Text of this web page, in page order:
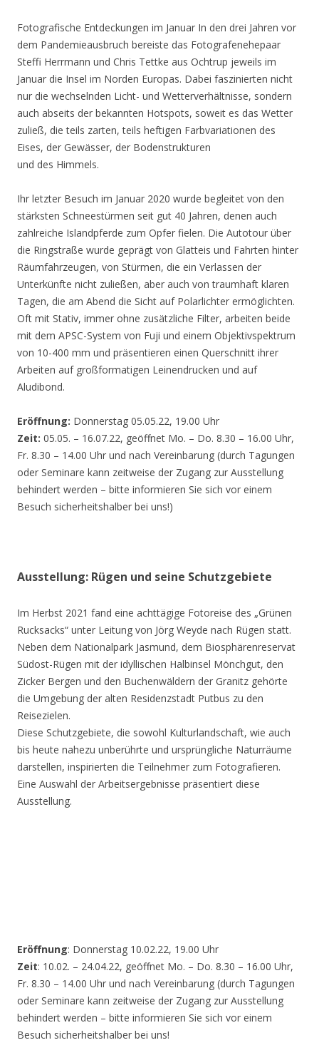
Fotografische Entdeckungen im Januar In den drei Jahren vor
dem Pandemieausbruch bereiste das Fotografenehepaar
Steffi Herrmann und Chris Tettke aus Ochtrup jeweils im
Januar die Insel im Norden Europas. Dabei faszinierten nicht
nur die wechselnden Licht- und Wetterverhältnisse, sondern
auch abseits der bekannten Hotspots, soweit es das Wetter
zuließ, die teils zarten, teils heftigen Farbvariationen des
Eises, der Gewässer, der Bodenstrukturen
und des Himmels.
Ihr letzter Besuch im Januar 2020 wurde begleitet von den
stärksten Schneestürmen seit gut 40 Jahren, denen auch
zahlreiche Islandpferde zum Opfer fielen. Die Autotour über
die Ringstraße wurde geprägt von Glatteis und Fahrten hinter
Räumfahrzeugen, von Stürmen, die ein Verlassen der
Unterkünfte nicht zuließen, aber auch von traumhaft klaren
Tagen, die am Abend die Sicht auf Polarlichter ermöglichten.
Oft mit Stativ, immer ohne zusätzliche Filter, arbeiten beide
mit dem APSC-System von Fuji und einem Objektivspektrum
von 10-400 mm und präsentieren einen Querschnitt ihrer
Arbeiten auf großformatigen Leinendrucken und auf
Aludibond.
Eröffnung: Donnerstag 05.05.22, 19.00 Uhr
Zeit: 05.05. – 16.07.22, geöffnet Mo. – Do. 8.30 – 16.00 Uhr,
Fr. 8.30 – 14.00 Uhr und nach Vereinbarung (durch Tagungen
oder Seminare kann zeitweise der Zugang zur Ausstellung
behindert werden – bitte informieren Sie sich vor einem
Besuch sicherheitshalber bei uns!)
Ausstellung: Rügen und seine Schutzgebiete
Im Herbst 2021 fand eine achttägige Fotoreise des „Grünen
Rucksacks“ unter Leitung von Jörg Weyde nach Rügen statt.
Neben dem Nationalpark Jasmund, dem Biosphärenreservat
Südost-Rügen mit der idyllischen Halbinsel Mönchgut, den
Zicker Bergen und den Buchenwäldern der Granitz gehörte
die Umgebung der alten Residenzstadt Putbus zu den
Reisezielen.
Diese Schutzgebiete, die sowohl Kulturlandschaft, wie auch
bis heute nahezu unberührte und ursprüngliche Naturräume
darstellen, inspirierten die Teilnehmer zum Fotografieren.
Eine Auswahl der Arbeitsergebnisse präsentiert diese
Ausstellung.
Eröffnung: Donnerstag 10.02.22, 19.00 Uhr
Zeit: 10.02. – 24.04.22, geöffnet Mo. – Do. 8.30 – 16.00 Uhr,
Fr. 8.30 – 14.00 Uhr und nach Vereinbarung (durch Tagungen
oder Seminare kann zeitweise der Zugang zur Ausstellung
behindert werden – bitte informieren Sie sich vor einem
Besuch sicherheitshalber bei uns!